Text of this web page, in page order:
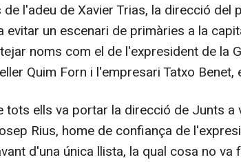
de l'adeu de Xavier Trias, la direcció del
evitar un escenari de primàries a la
noms com el de l'expresident de la
Quim Forn i l'empresari Tatxo Benet,
tots ells va portar la direcció de Junts
Rius, home de confiança de
d'una única llista, la qual cosa no